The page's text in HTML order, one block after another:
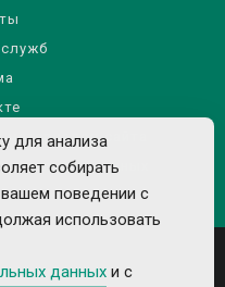
сайта
данных
для анализа
собирать
поведении с
использовать
данных и с